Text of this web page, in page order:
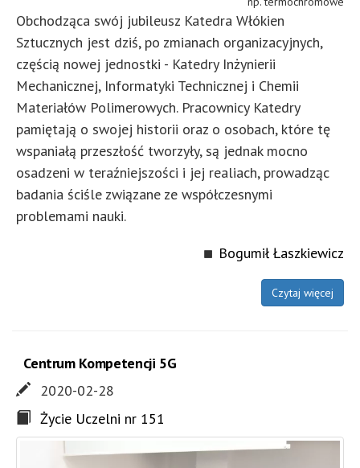
Obchodząca swój jubileusz Katedra Włókien
Sztucznych jest dziś, po zmianach organizacyjnych,
częścią nowej jednostki - Katedry Inżynierii
Mechanicznej, Informatyki Technicznej i Chemii
Materiałów Polimerowych. Pracownicy Katedry
pamiętają o swojej historii oraz o osobach, które tę
wspaniałą przeszłość tworzyły, są jednak mocno
osadzeni w teraźniejszości i jej realiach, prowadząc
badania ściśle związane ze współczesnymi
problemami nauki.
Bogumił Łaszkiewicz
Czytaj więcej
Centrum Kompetencji 5G
2020-02-28
Życie Uczelni nr 151